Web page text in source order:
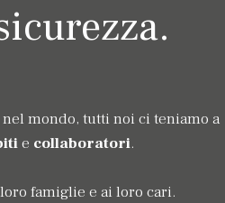
mondo, tutti noi ci teniamo a
e collaboratori.
famiglie e ai loro cari.